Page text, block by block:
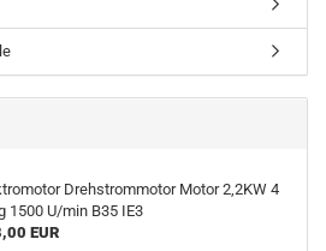
Drehstrommotor Motor 2,2KW 4
1500 U/min B35 IE3
EUR